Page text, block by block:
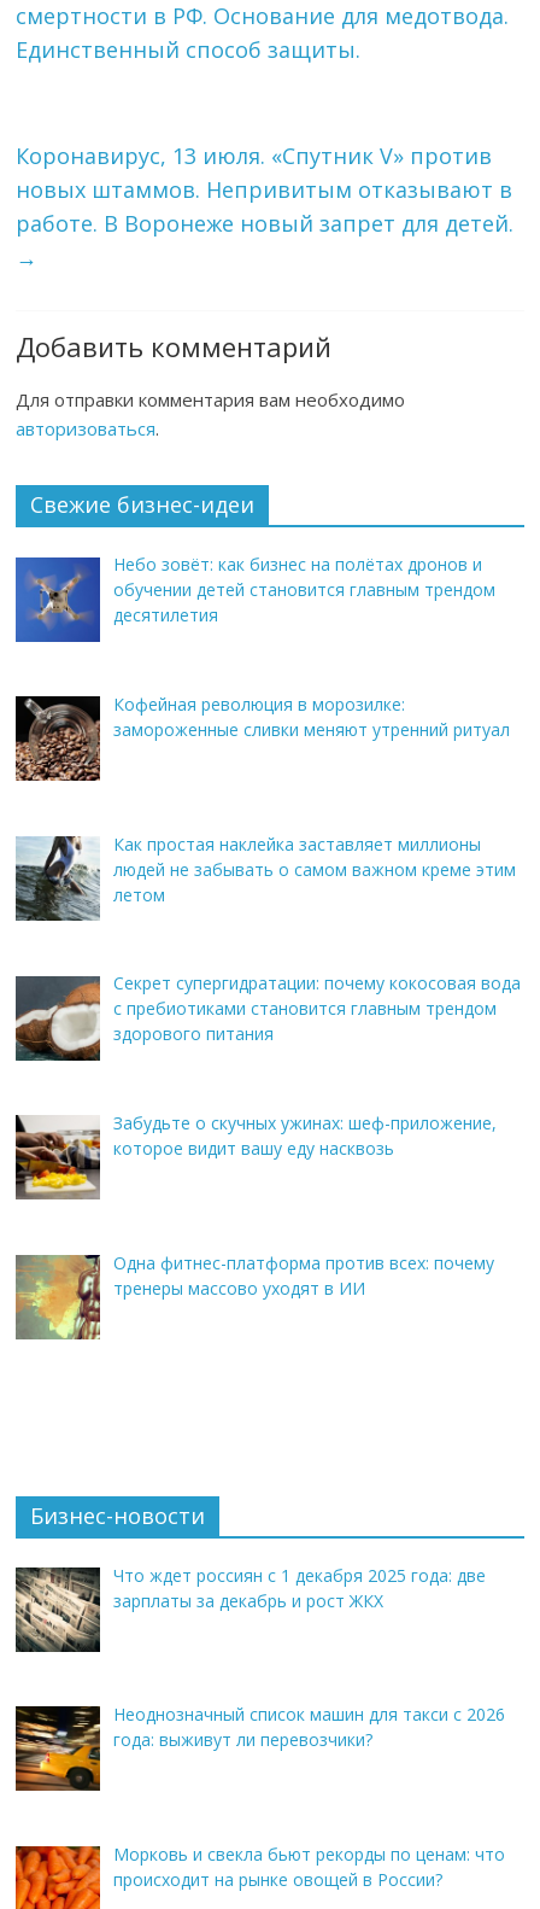
смертности в РФ. Основание для медотвода.
Единственный способ защиты.
Коронавирус, 13 июля. «Спутник V» против
новых штаммов. Непривитым отказывают в
работе. В Воронеже новый запрет для детей.
→
Добавить комментарий
Для отправки комментария вам необходимо
авторизоваться.
Свежие бизнес-идеи
Небо зовёт: как бизнес на полётах дронов и
обучении детей становится главным трендом
десятилетия
Кофейная революция в морозилке:
замороженные сливки меняют утренний ритуал
Как простая наклейка заставляет миллионы
людей не забывать о самом важном креме этим
летом
Секрет супергидратации: почему кокосовая вода
с пребиотиками становится главным трендом
здорового питания
Забудьте о скучных ужинах: шеф-приложение,
которое видит вашу еду насквозь
Одна фитнес-платформа против всех: почему
тренеры массово уходят в ИИ
Бизнес-новости
Что ждет россиян с 1 декабря 2025 года: две
зарплаты за декабрь и рост ЖКХ
Неоднозначный список машин для такси с 2026
года: выживут ли перевозчики?
Морковь и свекла бьют рекорды по ценам: что
происходит на рынке овощей в России?